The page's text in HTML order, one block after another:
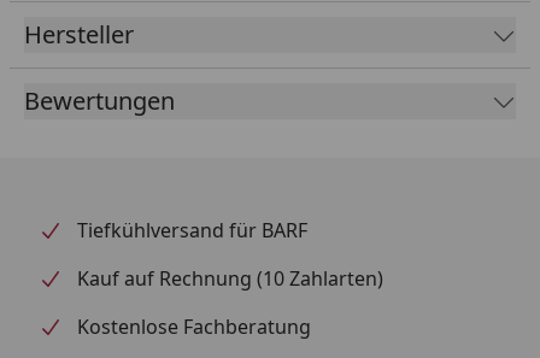
Hersteller
Bewertungen
Tiefkühlversand für BARF
Kauf auf Rechnung (10 Zahlarten)
Kostenlose Fachberatung